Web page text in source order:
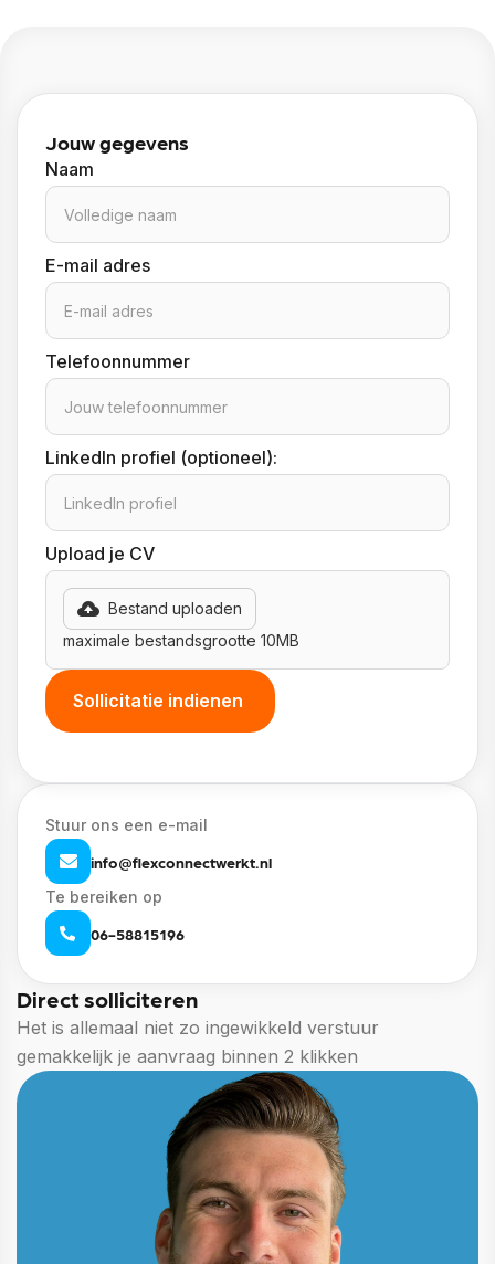
Direct solliciteren
Het is allemaal niet zo ingewikkeld verstuur
gemakkelijk je aanvraag binnen 2 klikken
Jouw gegevens
Naam
E-mail adres
Telefoonnummer
LinkedIn profiel (optioneel):
Upload je CV
Bestand uploaden
maximale bestandsgrootte 10MB
Stuur ons een e-mail
info@flexconnectwerkt.nl
Te bereiken op
06-58815196